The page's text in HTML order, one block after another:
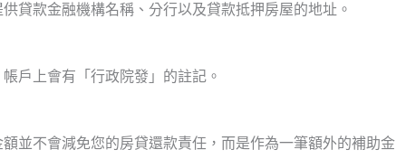
貸款金融機構名稱、分行以及貸款抵押房屋的地址。
戶上會有「行政院發」的註記。
並不會減免您的房貸還款責任，而是作為一筆額外的補助金